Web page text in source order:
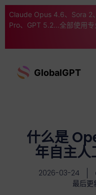
Claude Opus 4.6、Sora 2
Pro、GPT 5.2...全部使用
GlobalGPT
什么是
年自主
2026-03-24
最后